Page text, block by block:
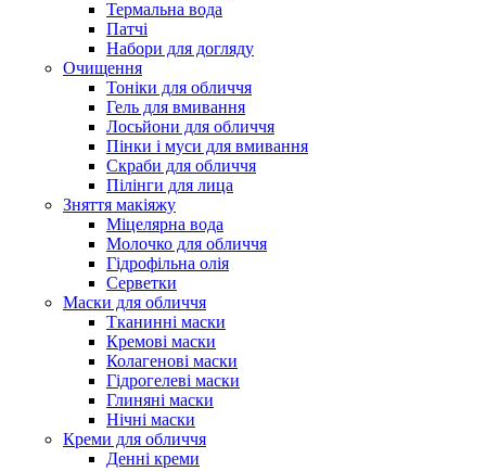
Термальна вода
Патчі
Набори для догляду
Очищення
Тоніки для обличчя
Гель для вмивання
Лосьйони для обличчя
Пінки і муси для вмивання
Скраби для обличчя
Пілінги для лица
Зняття макіяжу
Міцелярна вода
Молочко для обличчя
Гідрофільна олія
Серветки
Маски для обличчя
Тканинні маски
Кремові маски
Колагенові маски
Гідрогелеві маски
Глиняні маски
Нічні маски
Креми для обличчя
Денні креми